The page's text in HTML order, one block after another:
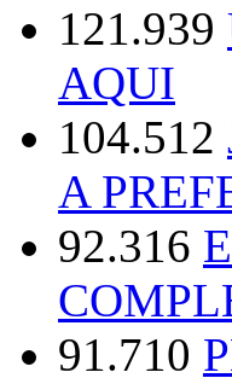
121.939
AQUI
104.512
A
92.316
91.710